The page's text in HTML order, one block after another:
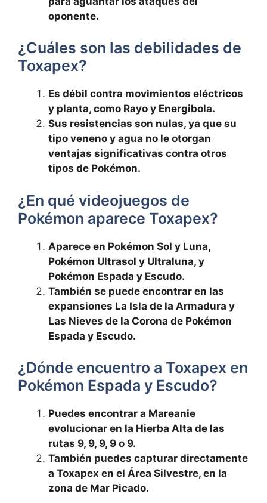
oponente.
¿Cuáles son las debilidades de
Toxapex?
Es débil contra movimientos eléctricos
y planta, como Rayo y Energibola.
Sus resistencias son nulas, ya que su
tipo veneno y agua no le otorgan
ventajas significativas contra otros
tipos de Pokémon.
¿En qué videojuegos de
Pokémon aparece Toxapex?
Aparece en Pokémon Sol y Luna,
Pokémon Ultrasol y Ultraluna, y
Pokémon Espada y Escudo.
También se puede encontrar en las
expansiones La Isla de la Armadura y
Las Nieves de la Corona de Pokémon
Espada y Escudo.
¿Dónde encuentro a Toxapex en
Pokémon Espada y Escudo?
Puedes encontrar a Mareanie
evolucionar en la Hierba Alta de las
rutas 9, 9, 9, 9 o 9.
También puedes capturar directamente
a Toxapex en el Área Silvestre, en la
zona de Mar Picado.